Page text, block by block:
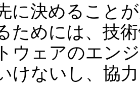
に決めること
ためには、技
ウェアのエン
けないし、協